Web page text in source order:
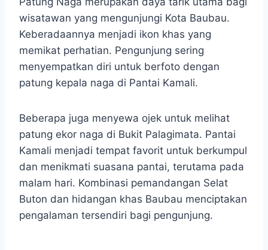
wisatawan yang mengunjungi Kota Baubau.
Keberadaannya menjadi ikon khas yang
memikat perhatian. Pengunjung sering
menyempatkan diri untuk berfoto dengan
patung kepala naga di Pantai Kamali.
Beberapa juga menyewa ojek untuk melihat
patung ekor naga di Bukit Palagimata. Pantai
Kamali menjadi tempat favorit untuk berkumpul
dan menikmati suasana pantai, terutama pada
malam hari. Kombinasi pemandangan Selat
Buton dan hidangan khas Baubau menciptakan
pengalaman tersendiri bagi pengunjung.